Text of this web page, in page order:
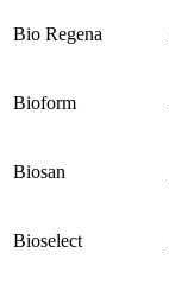
Bio Regena
Bioform
Biosan
Bioselect